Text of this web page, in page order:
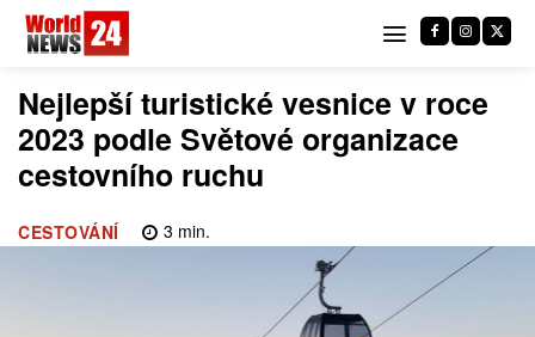
Nejlepší turistické vesnice v roce
2023 podle Světové organizace
cestovního ruchu
CESTOVÁNÍ 3 min.